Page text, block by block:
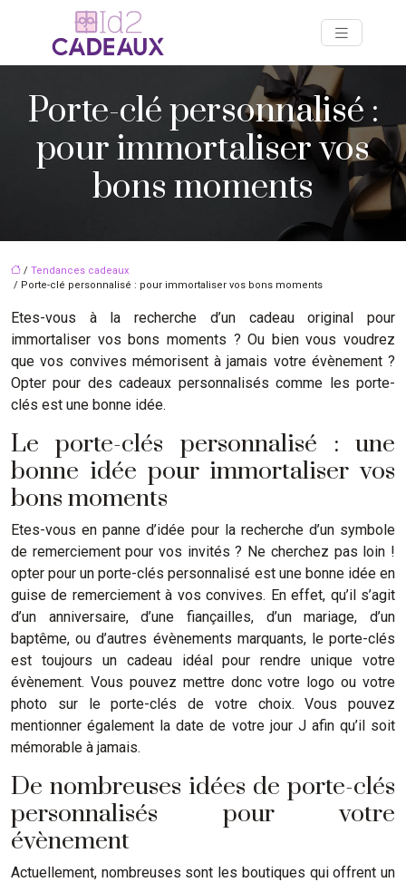
Porte-clé personnalisé :
pour immortaliser vos
bons moments
/ Tendances cadeaux
/ Porte-clé personnalisé : pour immortaliser vos bons moments
Etes-vous à la recherche d’un cadeau original pour
immortaliser vos bons moments ? Ou bien vous voudrez
que vos convives mémorisent à jamais votre évènement ?
Opter pour des cadeaux personnalisés comme les porte-
clés est une bonne idée.
Le porte-clés personnalisé : une
bonne idée pour immortaliser vos
bons moments
Etes-vous en panne d’idée pour la recherche d’un symbole
de remerciement pour vos invités ? Ne cherchez pas loin !
opter pour un porte-clés personnalisé est une bonne idée en
guise de remerciement à vos convives. En effet, qu’il s’agit
d’un anniversaire, d’une fiançailles, d’un mariage, d’un
baptême, ou d’autres évènements marquants, le porte-clés
est toujours un cadeau idéal pour rendre unique votre
évènement. Vous pouvez mettre donc votre logo ou votre
photo sur le porte-clés de votre choix. Vous pouvez
mentionner également la date de votre jour J afin qu’il soit
mémorable à jamais.
De nombreuses idées de porte-clés
personnalisés pour votre
évènement
Actuellement, nombreuses sont les boutiques qui offrent un